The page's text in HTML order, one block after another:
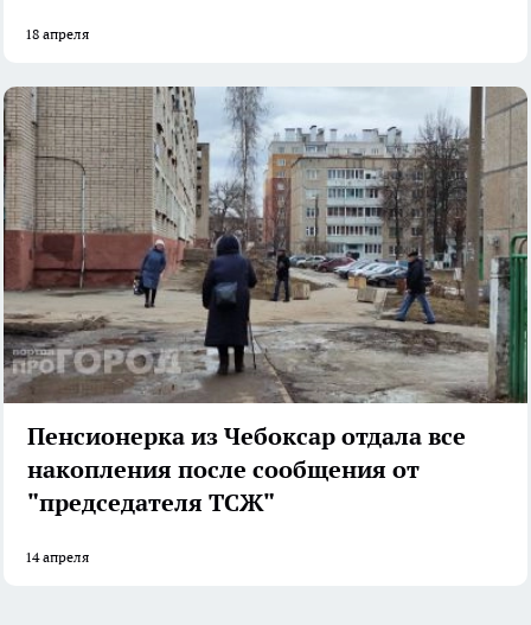
18 апреля
Пенсионерка из Чебоксар отдала все
накопления после сообщения от
"председателя ТСЖ"
14 апреля